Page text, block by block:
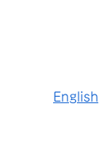
English